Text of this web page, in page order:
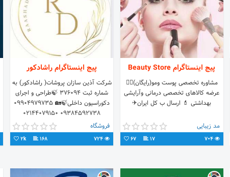
پیج اینستاگرام Beauty Store
مشاوره تخصصی پوست ومو(رایگان)👩‍⚕️
عرضه کالاهای تخصصی درمانی وآرایشی
بهداشتی 💄 ارسال ب کل ایران✈
مد زیبایی
704
17
67
پیج اینستاگرام راشادکور
شرکت آذین سازان پروشات( راشادکور) به
شماره ثبت ۳۷۶۰۹۴ 🍃طراحی و اجرای
دکوراسیون داخلی🍃🏡 09904979735
09384592738 02144079150
فروشگاه
724
168
2k